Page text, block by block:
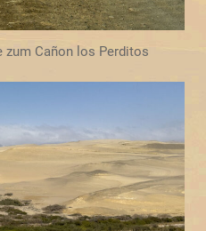
zum Cañon los Perditos